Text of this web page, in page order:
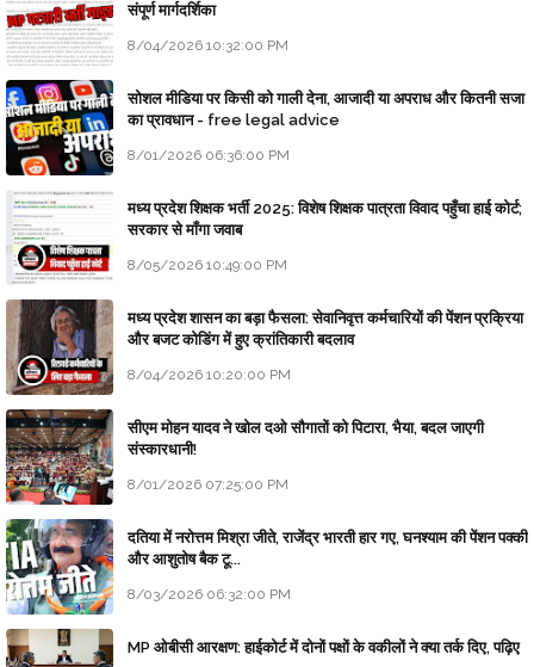
संपूर्ण मार्गदर्शिका
8/04/2026 10:32:00 PM
सोशल मीडिया पर किसी को गाली देना, आजादी या अपराध और कितनी सजा
का प्रावधान - free legal advice
8/01/2026 06:36:00 PM
मध्य प्रदेश शिक्षक भर्ती 2025: विशेष शिक्षक पात्रता विवाद पहुँचा हाई कोर्ट;
सरकार से माँगा जवाब
8/05/2026 10:49:00 PM
मध्य प्रदेश शासन का बड़ा फैसला: सेवानिवृत्त कर्मचारियों की पेंशन प्रक्रिया
और बजट कोडिंग में हुए क्रांतिकारी बदलाव
8/04/2026 10:20:00 PM
सीएम मोहन यादव ने खोल दओ सौगातों को पिटारा, भैया, बदल जाएगी
संस्कारधानी!
8/01/2026 07:25:00 PM
दतिया में नरोत्तम मिश्रा जीते, राजेंद्र भारती हार गए, घनश्याम की पेंशन पक्की
और आशुतोष बैक टू...
8/03/2026 06:32:00 PM
MP ओबीसी आरक्षण: हाईकोर्ट में दोनों पक्षों के वकीलों ने क्या तर्क दिए, पढ़िए